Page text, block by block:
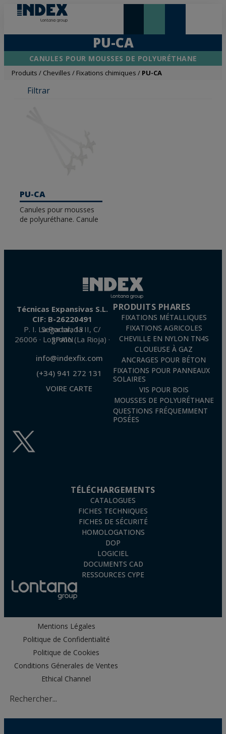
PU-CA
CANULES POUR MOUSSES DE POLYURÉTHANE
Produits / Chevilles / Fixations chimiques / PU-CA
Filtrar
PU-CA
Canules pour mousses
de polyuréthane. Canule
Técnicas Expansivas S.L.
CIF: B-26220491
P. I. La Portalada II, C/ Segador, 13
26006 · Logroño (La Rioja) · SPAIN
info@indexfix.com
(+34) 941 272 131
VOIRE CARTE
PRODUITS PHARES
FIXATIONS MÉTALLIQUES
FIXATIONS AGRICOLES
CHEVILLE EN NYLON TN4S
CLOUEUSE À GAZ
ANCRAGES POUR BÉTON
FIXATIONS POUR PANNEAUX
SOLAIRES
VIS POUR BOIS
MOUSSES DE POLYURÉTHANE
QUESTIONS FRÉQUEMMENT
POSÉES
TÉLÉCHARGEMENTS
CATALOGUES
FICHES TECHNIQUES
FICHES DE SÉCURITÉ
HOMOLOGATIONS
DOP
LOGICIEL
DOCUMENTS CAD
RESSOURCES CYPE
Mentions Légales
Politique de Confidentialité
Politique de Cookies
Conditions Génerales de Ventes
Ethical Channel